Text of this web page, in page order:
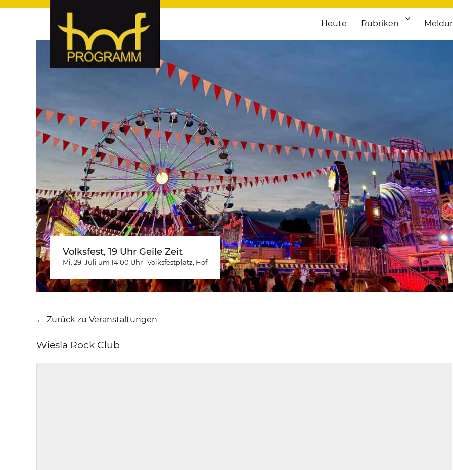
hof-programm – das Veranstaltungsportal für
hof-programm – das Veranstaltungsportal für Hof und Hochfranken. Täglich aktuelle Termine von Kultur bis Sport, von
Heute Rubriken
Volksfest, 19 Uhr Geile Zeit
Mi. 29. Juli um 14:00 Uhr ·Volksfestplatz , Hof
← Zurück zu Veranstaltungen
Wiesla Rock Club